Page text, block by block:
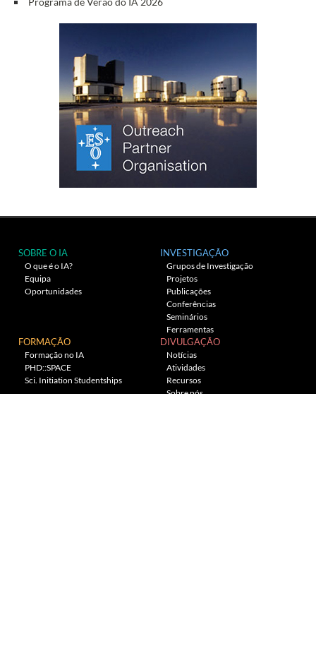
SOBRE O IA
O que é o IA?
Equipa
Oportunidades
INVESTIGAÇÃO
Grupos de Investigação
Projetos
Publicações
Conferências
Seminários
Ferramentas
FORMAÇÃO
Formação no IA
PHD::SPACE
Sci. Initiation Studentships
DIVULGAÇÃO
Notícias
Atividades
Recursos
Sobre nós